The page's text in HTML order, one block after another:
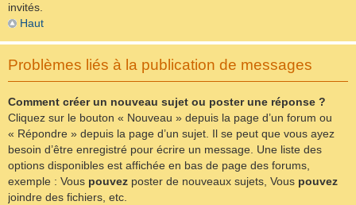
invités.
Haut
Problèmes liés à la publication de messages
Comment créer un nouveau sujet ou poster une réponse ?
Cliquez sur le bouton « Nouveau » depuis la page d’un forum ou
« Répondre » depuis la page d’un sujet. Il se peut que vous ayez
besoin d’être enregistré pour écrire un message. Une liste des
options disponibles est affichée en bas de page des forums,
exemple : Vous pouvez poster de nouveaux sujets, Vous pouvez
joindre des fichiers, etc.